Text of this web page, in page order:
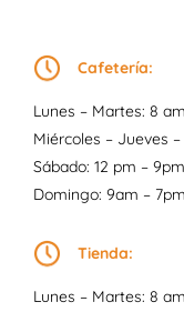
Cafetería:
Lunes – Martes: 8
Miércoles – Jueves
Sábado: 12 pm – 9pm
Domingo: 9am – 7pm
Tienda:
Lunes – Martes: 8